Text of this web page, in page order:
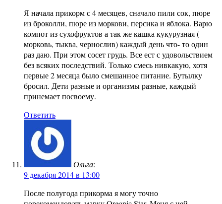
Я начала прикорм с 4 месяцев, сначало пили сок, пюре
из броколли, пюре из моркови, персика и яблока. Варю
компот из сухофруктов а так же кашка кукурузная (
морковь, тыква, чернослив) каждый день что- то один
раз даю. При этом сосет грудь. Все ест с удовольствием
без всяких последствий. Только смесь нивкакую, хотя
первые 2 месяца было смешанное питание. Бутылку
бросил. Дети разные и организмы разные, каждый
принемает посвоему.
Ответить
Ольга:
9 декабря 2014 в 13:00
После полугода прикорма я могу точно